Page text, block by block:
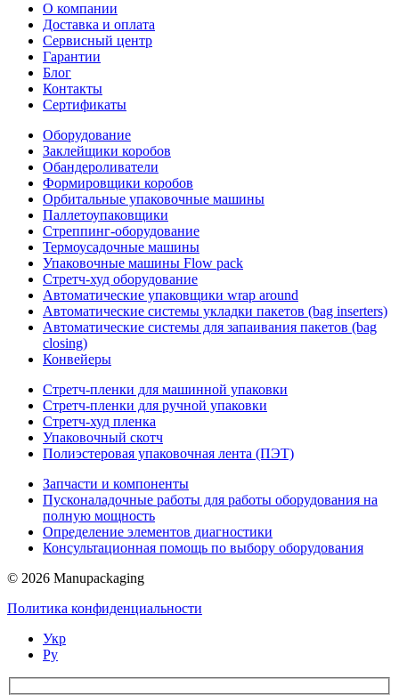
О компании
Доставка и оплата
Сервисный центр
Гарантии
Блог
Контакты
Сертификаты
Оборудование
Заклейщики коробов
Обандероливатели
Формировщики коробов
Орбитальные упаковочные машины
Паллетоупаковщики
Стреппинг-оборудование
Термоусадочные машины
Упаковочные машины Flow pack
Стретч-худ оборудование
Автоматические упаковщики wrap around
Автоматические системы укладки пакетов (bag inserters)
Автоматические системы для запаивания пакетов (bag
closing)
Конвейеры
Стретч-пленки для машинной упаковки
Стретч-пленки для ручной упаковки
Стретч-худ пленка
Упаковочный скотч
Полиэстеровая упаковочная лента (ПЭТ)
Запчасти и компоненты
Пусконаладочные работы для работы оборудования на
полную мощность
Определение элементов диагностики
Консультационная помощь по выбору оборудования
© 2026 Manupackaging
Политика конфиденциальности
Укр
Ру